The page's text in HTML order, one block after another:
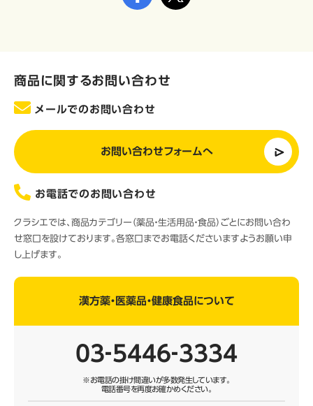
商品に関するお問い合わせ
メールでのお問い合わせ
お問い合わせフォームへ
お電話でのお問い合わせ
クラシエでは、商品カテゴリー（薬品・生活用品・食品）ごとにお問い合わ
せ窓口を設けております。各窓口までお電話くださいますようお願い申
し上げます。
漢方薬・医薬品・健康食品について
03‐5446‐3334
※お電話の掛け間違いが多数発生しています。
電話番号を再度お確かめください。